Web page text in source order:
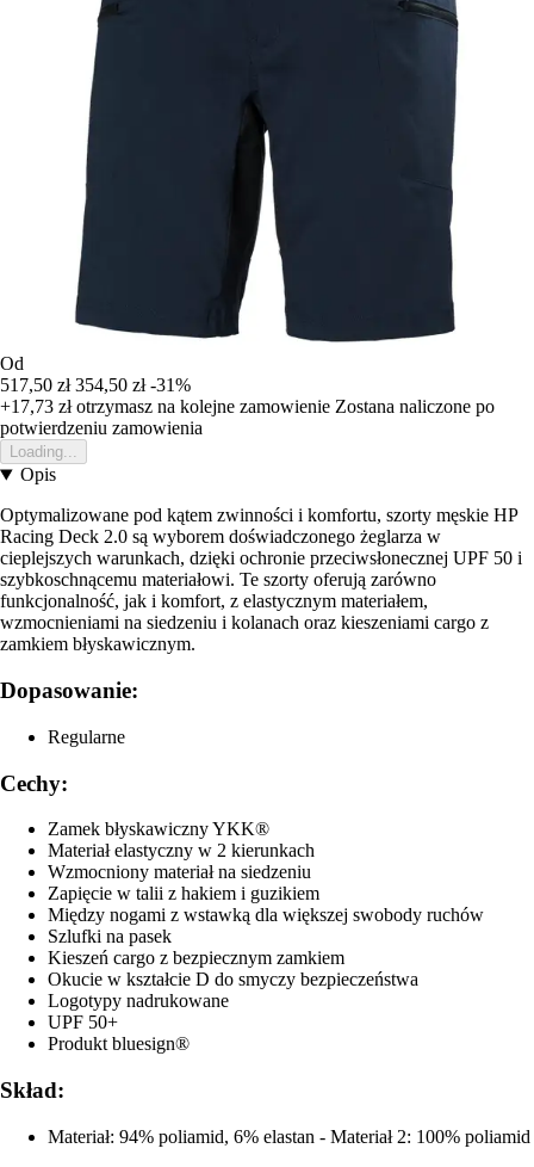
Od
517,50 zł 354,50 zł -31%
+17,73 złotrzymasz na kolejne zamowienie Zostana naliczone po
potwierdzeniu zamowienia
Loading...
Opis
Optymalizowane pod kątem zwinności i komfortu, szorty męskie HP
Racing Deck 2.0 są wyborem doświadczonego żeglarza w
cieplejszych warunkach, dzięki ochronie przeciwsłonecznej UPF 50 i
szybkoschnącemu materiałowi. Te szorty oferują zarówno
funkcjonalność, jak i komfort, z elastycznym materiałem,
wzmocnieniami na siedzeniu i kolanach oraz kieszeniami cargo z
zamkiem błyskawicznym.
Dopasowanie:
Regularne
Cechy:
Zamek błyskawiczny YKK®
Materiał elastyczny w 2 kierunkach
Wzmocniony materiał na siedzeniu
Zapięcie w talii z hakiem i guzikiem
Między nogami z wstawką dla większej swobody ruchów
Szlufki na pasek
Kieszeń cargo z bezpiecznym zamkiem
Okucie w kształcie D do smyczy bezpieczeństwa
Logotypy nadrukowane
UPF 50+
Produkt bluesign®
Skład:
Materiał: 94% poliamid, 6% elastan - Materiał 2: 100% poliamid